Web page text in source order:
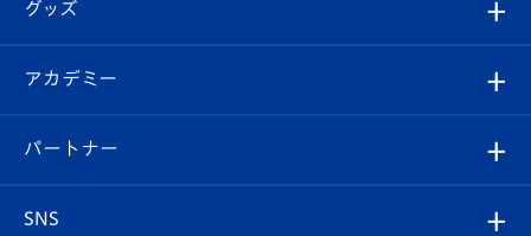
チケット
イベント
メディア
スタッフプロフィール
マスコット紹介
Revive Team
ヴィヴィくんの長崎おもてなしガイド
フォトギャラリー
スタジアムグルメ
V-LOVERS（ファンクラブ）
プレイヤーズスイート
グッズ
オンラインショップ
店舗情報
アカデミー
育成からのお知らせ
パートナー
SNS